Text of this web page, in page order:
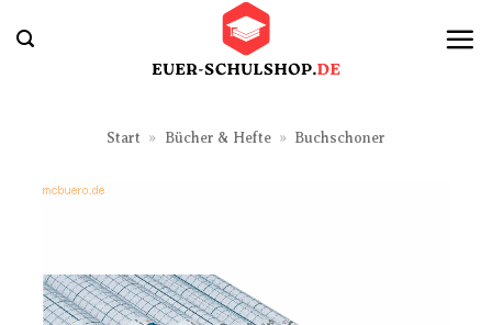
Inhalt
Start » Bücher & Hefte » Buchschoner